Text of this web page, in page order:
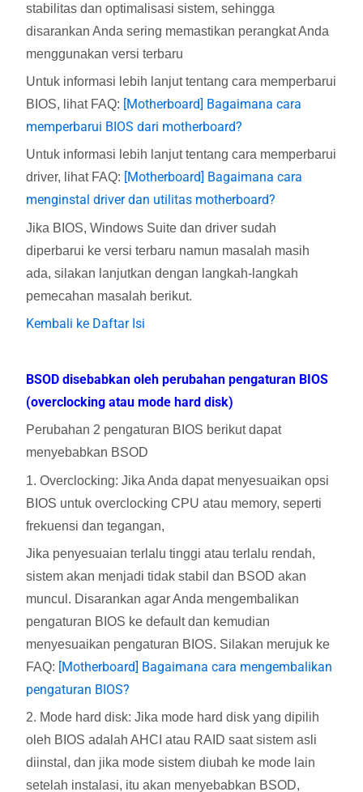
stabilitas dan optimalisasi sistem, sehingga
disarankan Anda sering memastikan perangkat Anda
menggunakan versi terbaru
Untuk informasi lebih lanjut tentang cara memperbarui
BIOS, lihat FAQ: [Motherboard] Bagaimana cara
memperbarui BIOS dari motherboard?
Untuk informasi lebih lanjut tentang cara memperbarui
driver, lihat FAQ: [Motherboard] Bagaimana cara
menginstal driver dan utilitas motherboard?
Jika BIOS, Windows Suite dan driver sudah
diperbarui ke versi terbaru namun masalah masih
ada, silakan lanjutkan dengan langkah-langkah
pemecahan masalah berikut.
Kembali ke Daftar Isi
BSOD disebabkan oleh perubahan pengaturan BIOS
(overclocking atau mode hard disk)
Perubahan 2 pengaturan BIOS berikut dapat
menyebabkan BSOD
1. Overclocking: Jika Anda dapat menyesuaikan opsi
BIOS untuk overclocking CPU atau memory, seperti
frekuensi dan tegangan,
Jika penyesuaian terlalu tinggi atau terlalu rendah,
sistem akan menjadi tidak stabil dan BSOD akan
muncul. Disarankan agar Anda mengembalikan
pengaturan BIOS ke default dan kemudian
menyesuaikan pengaturan BIOS. Silakan merujuk ke
FAQ: [Motherboard] Bagaimana cara mengembalikan
pengaturan BIOS?
2. Mode hard disk: Jika mode hard disk yang dipilih
oleh BIOS adalah AHCI atau RAID saat sistem asli
diinstal, dan jika mode sistem diubah ke mode lain
setelah instalasi, itu akan menyebabkan BSOD,